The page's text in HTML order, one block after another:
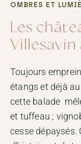
OMBRES ET
Les
Villesavin
Toujours
étangs et déjà
cette balade
et tuffeau ;
cesse dépaysés.